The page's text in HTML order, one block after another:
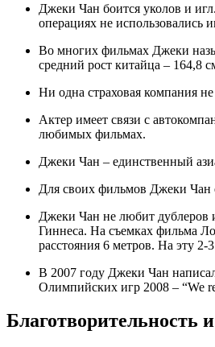
Джеки Чан боится уколов и игл. Был даже случай, когда он поранил глаз и его главное условие было, чтобы при
операциях не использовались
Во многих фильмах Джеки называют “коротышкой”, но на самом деле он не так низок. Рост актера – 175 см, а
средний рост китайца – 164,8
Ни одна страховая компания
Актер имеет связи с автокомпанией Mitsubishi Motors и использует автомобиль этой марки во всех своих
любимых фильмах.
Джеки Чан – единственный
Для своих фильмов Джеки
Джеки Чан не любит дублеров и всегда все трюки выполняет сам. Один из трюков даже попал в Книгу рекордов
Гиннеса. На съемках фильма
расстояния 6 метров. На эту
В 2007 году Джеки Чан написал не просто очередной трек, а официальную песню подготовки Летних
Олимпийских игр 2008 – “We
Благотворительность